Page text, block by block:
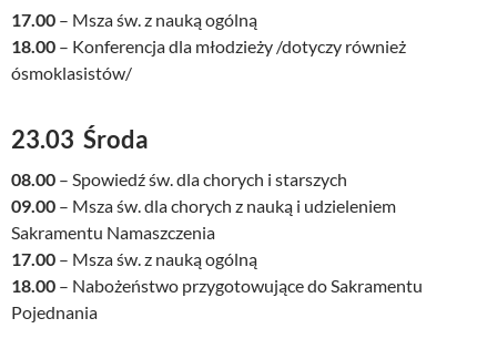
17.00 – Msza św. z nauką ogólną
18.00 – Konferencja dla młodzieży /dotyczy również
ósmoklasistów/
23.03 Środa
08.00 – Spowiedź św. dla chorych i starszych
09.00 – Msza św. dla chorych z nauką i udzieleniem
Sakramentu Namaszczenia
17.00 – Msza św. z nauką ogólną
18.00 – Nabożeństwo przygotowujące do Sakramentu
Pojednania